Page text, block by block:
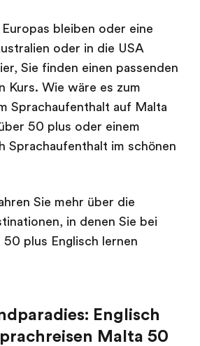
bleiben oder eine
oder in die USA
Sie finden einen passenden
Kurs. Wie wäre es zum
Sprachaufenthalt auf Malta
50 plus oder einem
Sprachaufenthalt im schönen
Sie mehr über die
in denen Sie bei
plus Englisch lernen
Englisch
Malta 50